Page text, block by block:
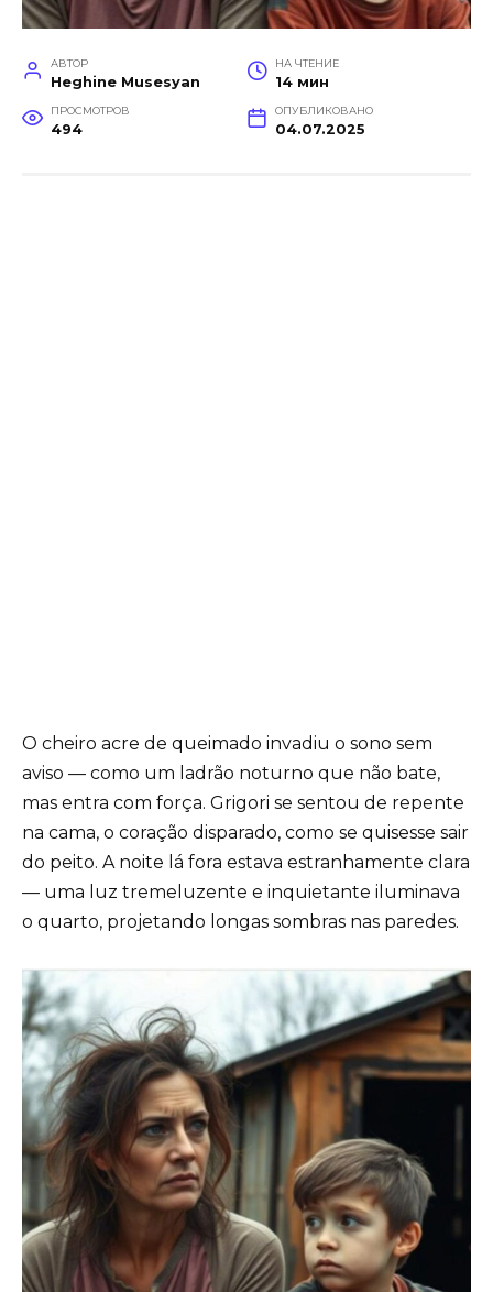
АВТОР
Heghine Musesyan
НА ЧТЕНИЕ
14 мин
ПРОСМОТРОВ
494
ОПУБЛИКОВАНО
04.07.2025
O cheiro acre de queimado invadiu o sono sem
aviso — como um ladrão noturno que não bate,
mas entra com força. Grigori se sentou de repente
na cama, o coração disparado, como se quisesse sair
do peito. A noite lá fora estava estranhamente clara
— uma luz tremeluzente e inquietante iluminava
o quarto, projetando longas sombras nas paredes.